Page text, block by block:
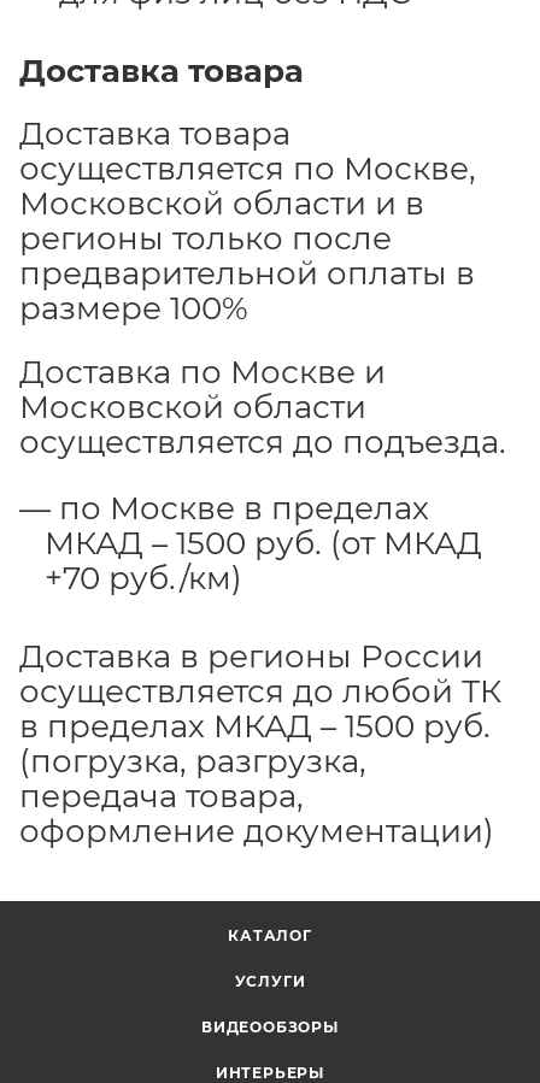
Доставка товара
Доставка товара
осуществляется по Москве,
Московской области и в
регионы только после
предварительной оплаты в
размере 100%
Доставка по Москве и
Московской области
осуществляется до подъезда.
по Москве в пределах
МКАД – 1500 руб. (от МКАД
+70 руб./км)
Доставка в регионы России
осуществляется до любой ТК
в пределах МКАД – 1500 руб.
(погрузка, разгрузка,
передача товара,
оформление документации)
КАТАЛОГ
УСЛУГИ
ВИДЕООБЗОРЫ
ИНТЕРЬЕРЫ